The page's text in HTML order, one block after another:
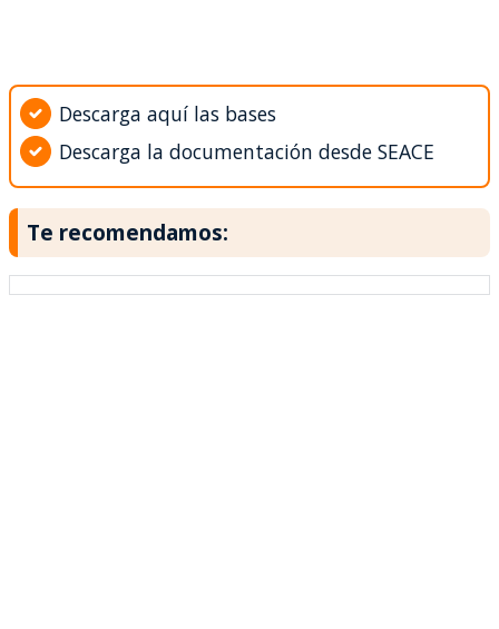
Descarga aquí las bases
Descarga la documentación desde SEACE
Te recomendamos: